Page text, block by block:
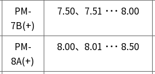
PM-
7B(+)
7.50、7.51 ･･･ 8.00
PM-
8A(+)
8.00、8.01 ･･･ 8.50